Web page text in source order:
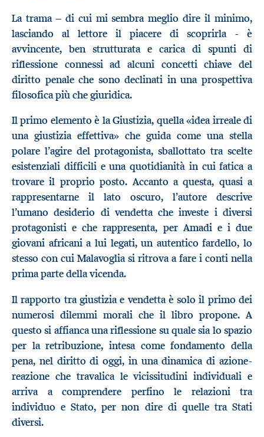
La trama – di cui mi sembra meglio dire il minimo,
lasciando al lettore il piacere di scoprirla - è
avvincente, ben strutturata e carica di spunti di
riflessione connessi ad alcuni concetti chiave del
diritto penale che sono declinati in una prospettiva
filosofica più che giuridica.
Il primo elemento è la Giustizia, quella «idea irreale di
una giustizia effettiva» che guida come una stella
polare l’agire del protagonista, sballottato tra scelte
esistenziali difficili e una quotidianità in cui fatica a
trovare il proprio posto. Accanto a questa, quasi a
rappresentarne il lato oscuro, l’autore descrive
l’umano desiderio di vendetta che investe i diversi
protagonisti e che rappresenta, per Amadi e i due
giovani africani a lui legati, un autentico fardello, lo
stesso con cui Malavoglia si ritrova a fare i conti nella
prima parte della vicenda.
Il rapporto tra giustizia e vendetta è solo il primo dei
numerosi dilemmi morali che il libro propone. A
questo si affianca una riflessione su quale sia lo spazio
per la retribuzione, intesa come fondamento della
pena, nel diritto di oggi, in una dinamica di azione-
reazione che travalica le vicissitudini individuali e
arriva a comprendere perfino le relazioni tra
individuo e Stato, per non dire di quelle tra Stati
diversi.